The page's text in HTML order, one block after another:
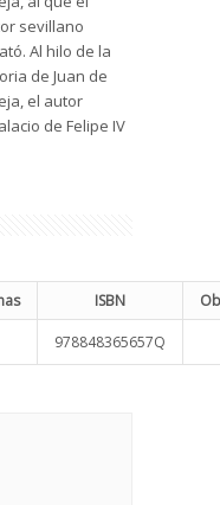
sevillano
Al hilo de la
de Juan de
el autor
de Felipe IV
ISBN
978848365657Q